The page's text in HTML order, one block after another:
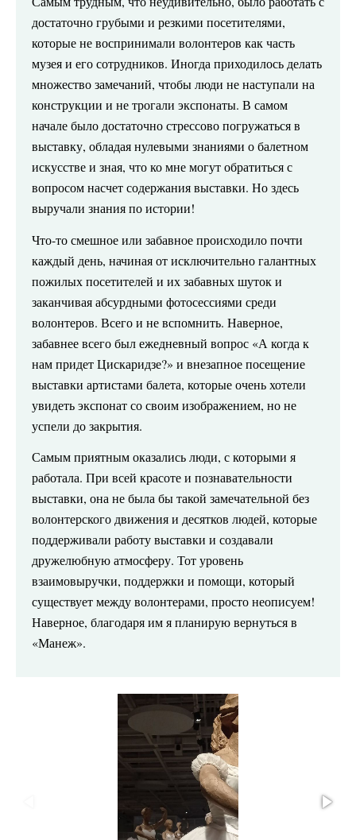
достаточно грубыми и резкими посетителями,
которые не воспринимали волонтеров как часть
музея и его сотрудников. Иногда приходилось делать
множество замечаний, чтобы люди не наступали на
конструкции и не трогали экспонаты. В самом
начале было достаточно стрессово погружаться в
выставку, обладая нулевыми знаниями о балетном
искусстве и зная, что ко мне могут обратиться с
вопросом насчет содержания выставки. Но здесь
выручали знания по истории!
Что-то смешное или забавное происходило почти
каждый день, начиная от исключительно галантных
пожилых посетителей и их забавных шуток и
заканчивая абсурдными фотосессиями среди
волонтеров. Всего и не вспомнить. Наверное,
забавнее всего был ежедневный вопрос «А когда к
нам придет Цискаридзе?» и внезапное посещение
выставки артистами балета, которые очень хотели
увидеть экспонат со своим изображением, но не
успели до закрытия.
Самым приятным оказались люди, с которыми я
работала. При всей красоте и познавательности
выставки, она не была бы такой замечательной без
волонтерского движения и десятков людей, которые
поддерживали работу выставки и создавали
дружелюбную атмосферу. Тот уровень
взаимовыручки, поддержки и помощи, который
существует между волонтерами, просто неописуем!
Наверное, благодаря им я планирую вернуться в
«Манеж».